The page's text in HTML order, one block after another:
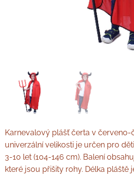
Karnevalový plášť čerta v červeno-
univerzální velikosti je určen pro
3-10 let (104-146 cm). Balení
které jsou přišity rohy. Délka pláště